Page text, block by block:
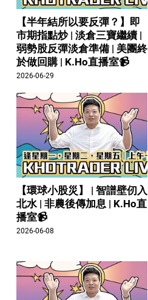
【半年結所以要反彈？】即
市期指點炒 | 淡倉三寶繼續 |
弱勢股反彈淡倉準備 | 美團終
於做回購 | K.Ho直播室📹
2026-06-29
【環球小股災】 | 智譜壁仞入
北水 | 非農後傳加息 | K.Ho直
播室📹
2026-06-08